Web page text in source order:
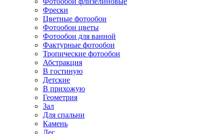
Фрески
Цветные фотообои
Фотообои цветы
Фотообои для ванной
Фактурные фотообои
Тропические фотообои
Абстракция
В гостиную
Детские
В прихожую
Геометрия
Зал
Для спальни
Камень